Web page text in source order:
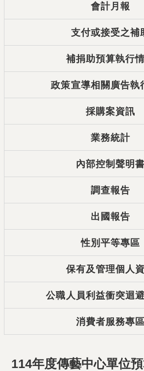
會計月報
支付或接受之補
補捐助預算執行
政策宣導相關廣告執
採購案資訊
業務統計
內部控制聲明書
調查報告
出國報告
性別平等專區
保有及管理個人
公職人員利益衝突迴
消費者服務專區
114年度傳藝中心單位